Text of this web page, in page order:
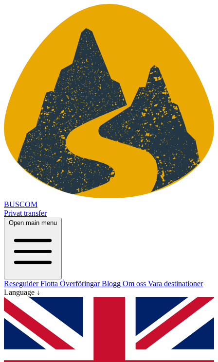
BUSCOM
Privat transfer
Open main menu
ReseguiderFlotta ÖverföringarBlogg Om oss Vara destinationer
Language ↓